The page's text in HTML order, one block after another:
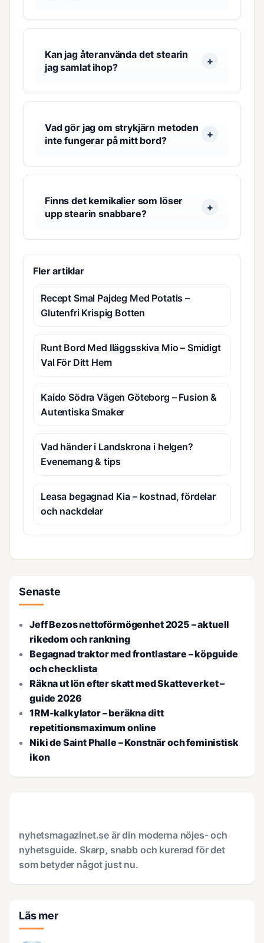
Kan jag återanvända det stearin
jag samlat ihop?
Vad gör jag om strykjärn metoden
inte fungerar på mitt bord?
Finns det kemikalier som löser
upp stearin snabbare?
Fler artiklar
Recept Smal Pajdeg Med Potatis –
Glutenfri Krispig Botten
Runt Bord Med Iläggsskiva Mio – Smidigt
Val För Ditt Hem
Kaido Södra Vägen Göteborg – Fusion &
Autentiska Smaker
Vad händer i Landskrona i helgen?
Evenemang & tips
Leasa begagnad Kia – kostnad, fördelar
och nackdelar
Senaste
Jeff Bezos nettoförmögenhet 2025 – aktuell
rikedom och rankning
Begagnad traktor med frontlastare – köpguide
och checklista
Räkna ut lön efter skatt med Skatteverket –
guide 2026
1RM-kalkylator – beräkna ditt
repetitionsmaximum online
Niki de Saint Phalle – Konstnär och feministisk
ikon
nyhetsmagazinet.se är din moderna nöjes- och
nyhetsguide. Skarp, snabb och kurerad för det
som betyder något just nu.
Läs mer